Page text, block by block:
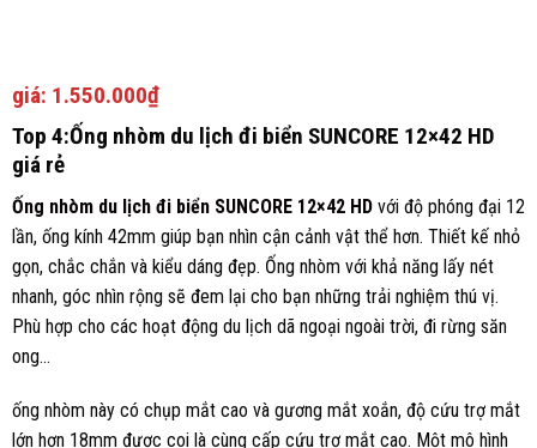
giá: 1.550.000₫
Top 4:Ống nhòm du lịch đi biển SUNCORE 12×42 HD
giá rẻ
Ống nhòm du lịch đi biển SUNCORE 12×42 HD với độ phóng đại 12
lần, ống kính 42mm giúp bạn nhìn cận cảnh vật thể hơn. Thiết kế nhỏ
gọn, chắc chắn và kiểu dáng đẹp. Ống nhòm với khả năng lấy nét
nhanh, góc nhìn rộng sẽ đem lại cho bạn những trải nghiệm thú vị.
Phù hợp cho các hoạt động du lịch dã ngoại ngoài trời, đi rừng săn
ong…
ống nhòm này có chụp mắt cao và gương mắt xoắn, độ cứu trợ mắt
lớn hơn 18mm được coi là cùng cấp cứu trợ mắt cao. Một mô hình